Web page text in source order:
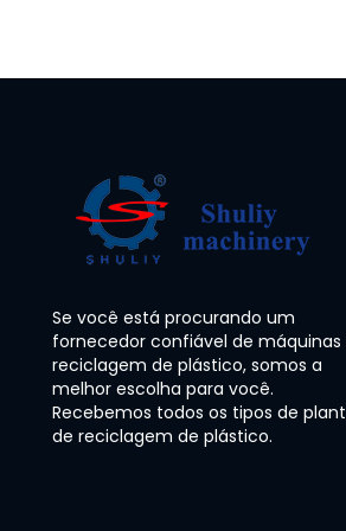
Se você está procurando um
fornecedor confiável de máquinas
reciclagem de plástico, somos a
melhor escolha para você.
Recebemos todos os tipos de
de reciclagem de plástico.